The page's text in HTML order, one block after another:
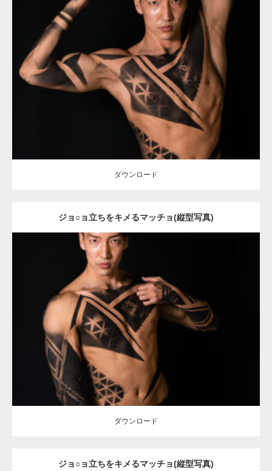
2021.12.21
Category: アートなマッチョ オレンジの人 AKIHITO(細マッチョ)
筋
ダウンロード
ダウンロード
ジョ○ョ立ちをキメるマッチョ(縦型写真)
Update:2021.12.21
Category: アートなマッチョ オレンジの人 AKIHITO(細マッチョ)
ダウンロード
ダウンロード
ジョ○ョ立ちをキメるマッチョ(縦型写真)